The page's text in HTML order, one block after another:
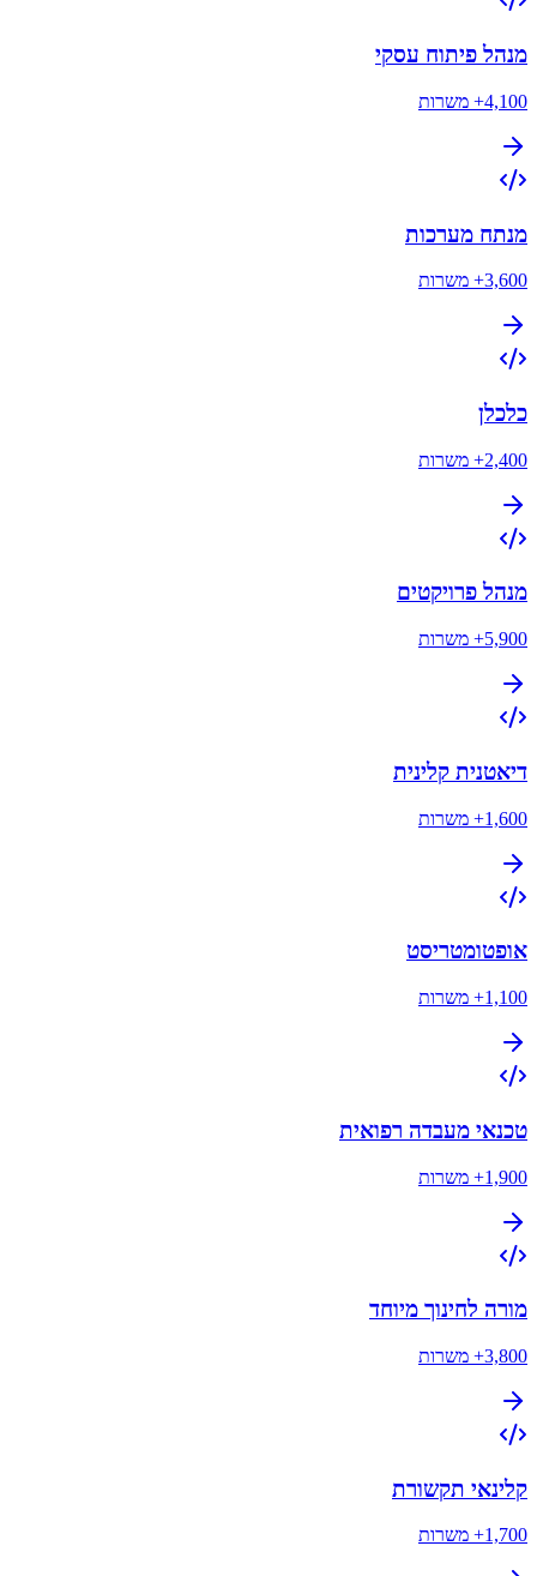
מנהל פיתוח עסקי
4,100+ משרות
מנתח מערכות
3,600+ משרות
כלכלן
2,400+ משרות
מנהל פרויקטים
5,900+ משרות
דיאטנית קלינית
1,600+ משרות
אופטומטריסט
1,100+ משרות
טכנאי מעבדה רפואית
1,900+ משרות
מורה לחינוך מיוחד
3,800+ משרות
קלינאי תקשורת
1,700+ משרות